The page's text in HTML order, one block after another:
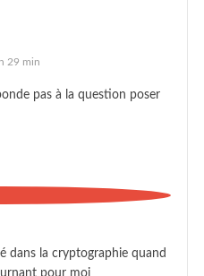
29 min
pas à la question poser
dans la cryptographie quand
pour moi